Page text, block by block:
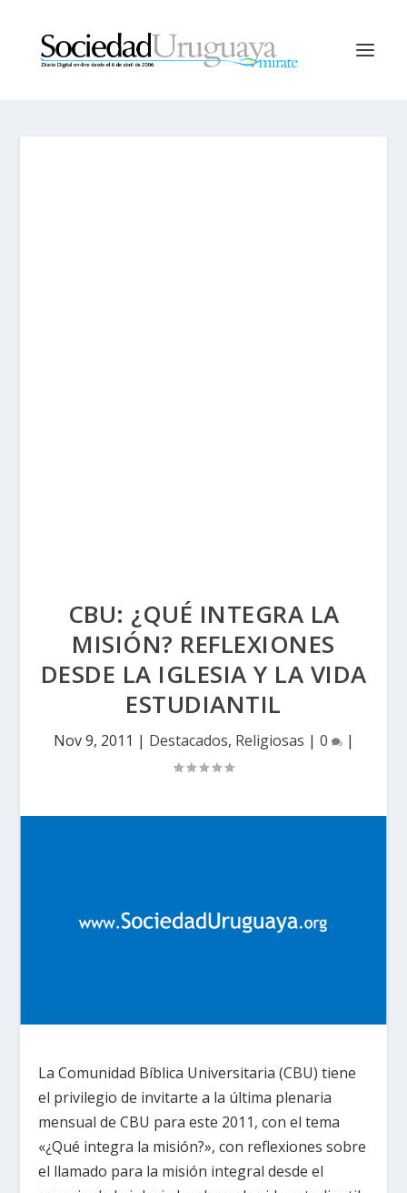
CBU: ¿QUÉ INTEGRA LA
MISIÓN? REFLEXIONES
DESDE LA IGLESIA Y LA VIDA
ESTUDIANTIL
Nov 9, 2011 | Destacados, Religiosas | 0 |
La Comunidad Bíblica Universitaria (CBU) tiene
el privilegio de invitarte a la última plenaria
mensual de CBU para este 2011, con el tema
«¿Qué integra la misión?», con reflexiones sobre
el llamado para la misión integral desde el